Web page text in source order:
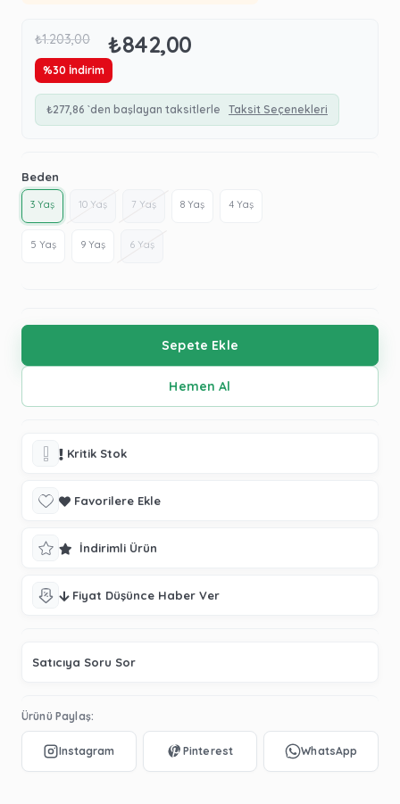
₺1.203,00 ₺842,00
%30 İndirim
₺277,86 `den başlayan taksitlerle Taksit Seçenekleri
Beden
3 Yaş 10 Yaş 7 Yaş 8 Yaş 4 Yaş
5 Yaş 9 Yaş 6 Yaş
Kritik Stok
Favorilere Ekle
İndirimli Ürün
Fiyat Düşünce Haber Ver
Satıcıya Soru Sor
Ürünü Paylaş: